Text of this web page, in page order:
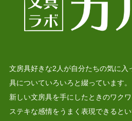
文房具好きな2人が自分たちの気に入
具についていろいろと綴っています。
新しい文房具を手にしたときのワク
ステキな感情をうまく表現できると